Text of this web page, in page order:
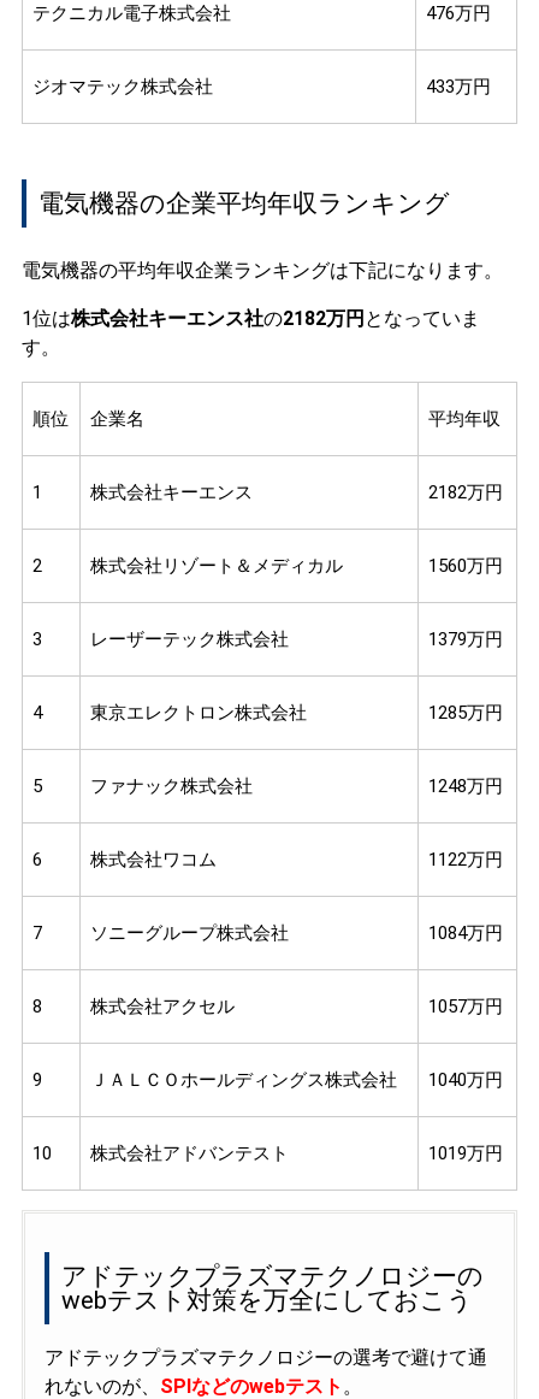
テクニカル電子株式会社 476万円
ジオマテック株式会社 433万円
電気機器の企業平均年収ランキング
電気機器の平均年収企業ランキングは下記になります。
1位は株式会社キーエンス社の2182万円 となっていま
す。
順位 企業名 平均年収
1 株式会社キーエンス 2182万円
2 株式会社リゾート＆メディカル 1560万円
3 レーザーテック株式会社 1379万円
4 東京エレクトロン株式会社 1285万円
5 ファナック株式会社 1248万円
6 株式会社ワコム 1122万円
7 ソニーグループ株式会社 1084万円
8 株式会社アクセル 1057万円
9 ＪＡＬＣＯホールディングス株式会社 1040万円
10 株式会社アドバンテスト 1019万円
アドテックプラズマテクノロジーの
webテスト対策を万全にしておこう
アドテックプラズマテクノロジーの選考で避けて通
れないのが、 SPIなどのwebテスト 。